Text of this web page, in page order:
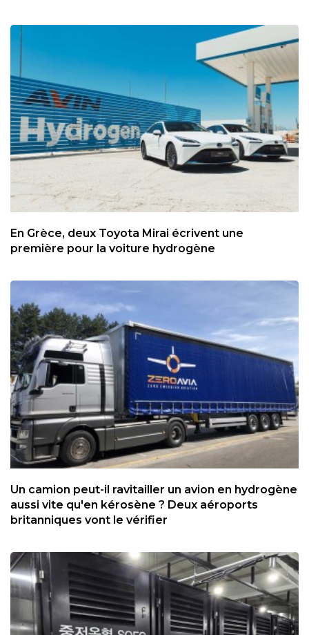
En Grèce, deux Toyota Mirai écrivent une
première pour la voiture hydrogène
Un camion peut-il ravitailler un avion en hydrogène
aussi vite qu'en kérosène ? Deux aéroports
britanniques vont le vérifier